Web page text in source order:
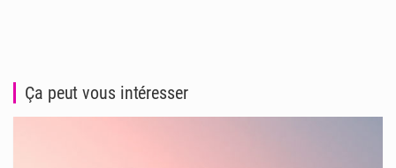
Ça peut vous intéresser